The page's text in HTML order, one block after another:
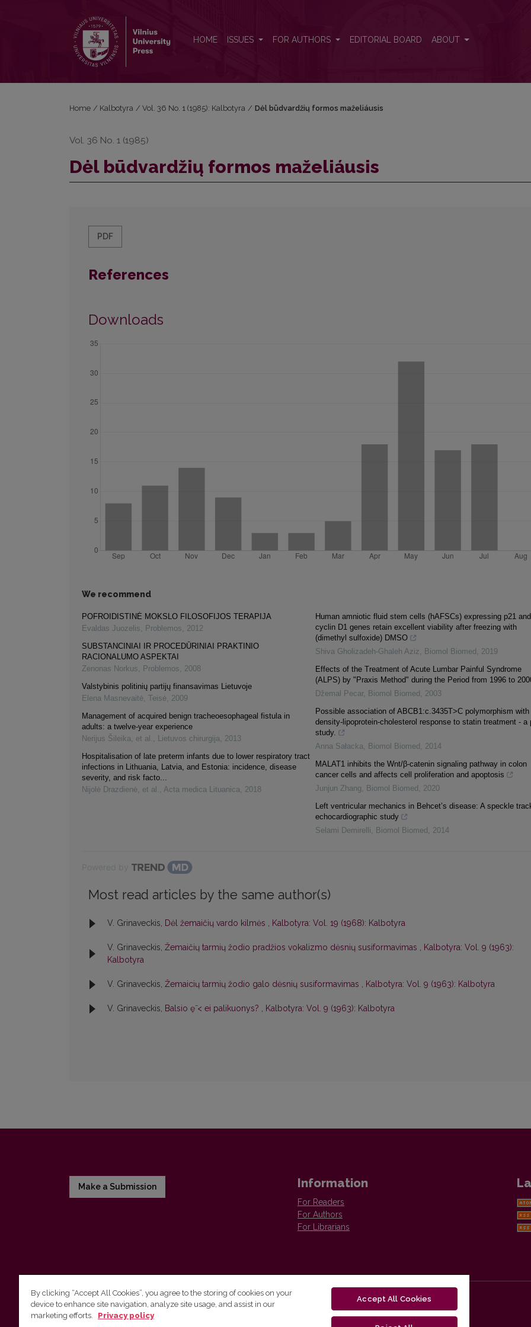
HOME ISSUES FOR AUTHORS EDITORIAL BOARD ABOUT
Home / Kalbotyra / Vol. 36 No. 1 (1985): Kalbotyra / Dėl būdvardžių formos maželiáusis
Vol. 36 No. 1 (1985)
Dėl būdvardžių formos maželiáusis
PDF
References
Downloads
We recommend
POFROIDISTINĖ MOKSLO FILOSOFIJOS TERAPIJA
Evaldas Juozelis, Problemos, 2012
SUBSTANCINIAI IR PROCEDŪRINIAI PRAKTINIO
RACIONALUMO ASPEKTAI
Zenonas Norkus, Problemos, 2008
Valstybinis politinių partijų finansavimas Lietuvoje
Elena Masnevaitė, Teisė, 2009
Management of acquired benign tracheoesophageal fistula in
adults: a twelve-year experience
Nerijus Šileika, et al. , Lietuvos chirurgija, 2013
Hospitalisation of late preterm infants due to lower respiratory tract
infections in Lithuania, Latvia, and Estonia: incidence, disease
severity, and risk facto...
Nijolė Drazdienė, et al. , Acta medica Lituanica, 2018
Human amniotic fluid stem cells (hAFSCs) expressing p21 and
cyclin D1 genes retain excellent viability after freezing with
(dimethyl sulfoxide) DMSO
Shiva Gholizadeh-Ghaleh Aziz, Biomol Biomed , 2019
Effects of the Treatment of Acute Lumbar Painful Syndrome
(ALPS) by "Praxis Method" during the Period from 1996 to
Džemal Pecar, Biomol Biomed , 2003
Possible association of ABCB1:c.3435T>C polymorphism with
density-lipoprotein-cholesterol response to statin treatment - a
study.
Anna Sałacka, Biomol Biomed , 2014
MALAT1 inhibits the Wnt/β-catenin signaling pathway in colon
cancer cells and affects cell proliferation and apoptosis
Junjun Zhang, Biomol Biomed , 2020
Left ventricular mechanics in Behcet’s disease: A speckle
echocardiographic study
Selami Demirelli, Biomol Biomed , 2014
Most read articles by the same author(s)
V. Grinaveckis, Dėl žemaičių vardo kilmės , Kalbotyra: Vol. 19 (1968): Kalbotyra
V. Grinaveckis, Žemaičių tarmių žodio pradžios vokalizmo dėsnių susiformavimas , Kalbotyra: Vol. 9 (1963):
Kalbotyra
V. Grinaveckis, Žemaicių tarmių žodio galo dėsnių susiformavimas , Kalbotyra: Vol. 9 (1963): Kalbotyra
V. Grinaveckis, Balsio ę̄ < ei palikuonys? , Kalbotyra: Vol. 9 (1963): Kalbotyra
Make a Submission Information
For Readers
For Authors
For Librarians
Vilniaus universiteto leidykla
By clicking “Accept All Cookies”, you agree to the storing of cookies on your
device to enhance site navigation, analyze site usage, and assist in our
marketing efforts.
Privacy policy
Accept All Cookies